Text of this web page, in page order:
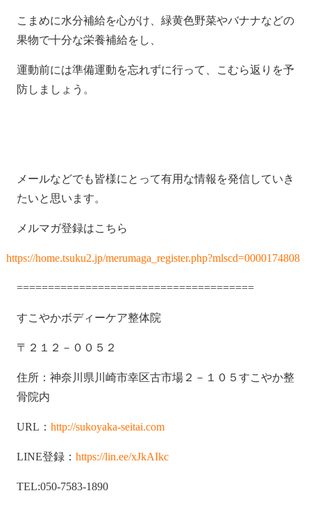
こまめに水分補給を心がけ、緑黄色野菜やバナナなどの
果物で十分な栄養補給をし、
運動前には準備運動を忘れずに行って、こむら返りを予
防しましょう。
メールなどでも皆様にとって有用な情報を発信していき
たいと思います。
メルマガ登録はこちら
https://home.tsuku2.jp/merumaga_register.php?mlscd=0000174808
======================================
すこやかボディーケア整体院
〒２１２－００５２
住所：神奈川県川崎市幸区古市場２－１０５すこやか整
骨院内
URL： http://sukoyaka-seitai.com
LINE登録： https://lin.ee/xJkAIkc
TEL:050-7583-1890